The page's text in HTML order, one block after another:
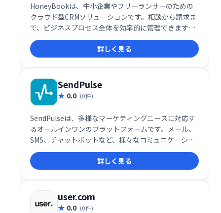
HoneyBookは、中小企業やフリーランサーのための
クラウド型CRMソリューションです。相談から請求ま
で、ビジネスプロセス全体を効率的に管理できます。
プロジェクト管理、顧客予約、請求書発行、オンライ
ン契約、支払い管理など、ビジネスに必要な機能をワ
ンストップで提供。スムーズなワークフローを実現
し、生産性を向上させます。
詳しく見る
SendPulse
0.0 (0件)
SendPulseは、多様なマーケティングニーズに対応す
るオールインワンのプラットフォームです。メール、
SMS、チャットボットなど、様々なコミュニケーショ
ンチャネルを活用したマーケティングキャンペーンを
効率的に実行できます。ユーザーフレンドリーなイン
ターフェースで、初心者にも簡単に利用可能。顧客エ
ンゲージメントを高め、ビジネス成長を促進します。
詳細な分析機能も搭載し、効果測定も容易です。
詳しく見る
user.com
0.0 (0件)